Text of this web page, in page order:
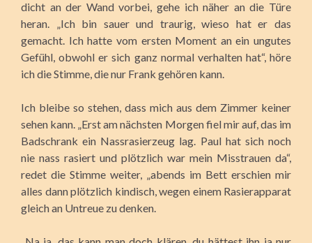
dicht an der Wand vorbei, gehe ich näher an die Türe
heran. „Ich bin sauer und traurig, wieso hat er das
gemacht. Ich hatte vom ersten Moment an ein ungutes
Gefühl, obwohl er sich ganz normal verhalten hat“, höre
ich die Stimme, die nur Frank gehören kann.
Ich bleibe so stehen, dass mich aus dem Zimmer keiner
sehen kann. „Erst am nächsten Morgen fiel mir auf, das im
Badschrank ein Nassrasierzeug lag. Paul hat sich noch
nie nass rasiert und plötzlich war mein Misstrauen da“,
redet die Stimme weiter, „abends im Bett erschien mir
alles dann plötzlich kindisch, wegen einem Rasierapparat
gleich an Untreue zu denken.